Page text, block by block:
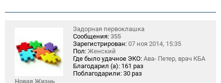
Новая Жизнь
Задорная первоклашка
Сообщения: 355
Зарегистрирован: 07 ноя 2014, 15:35
Пол: Женский
Где было удачное ЭКО: Ава- Петер, врач КБА
Благодарил (а): 161 раз
Поблагодарили: 30 раз